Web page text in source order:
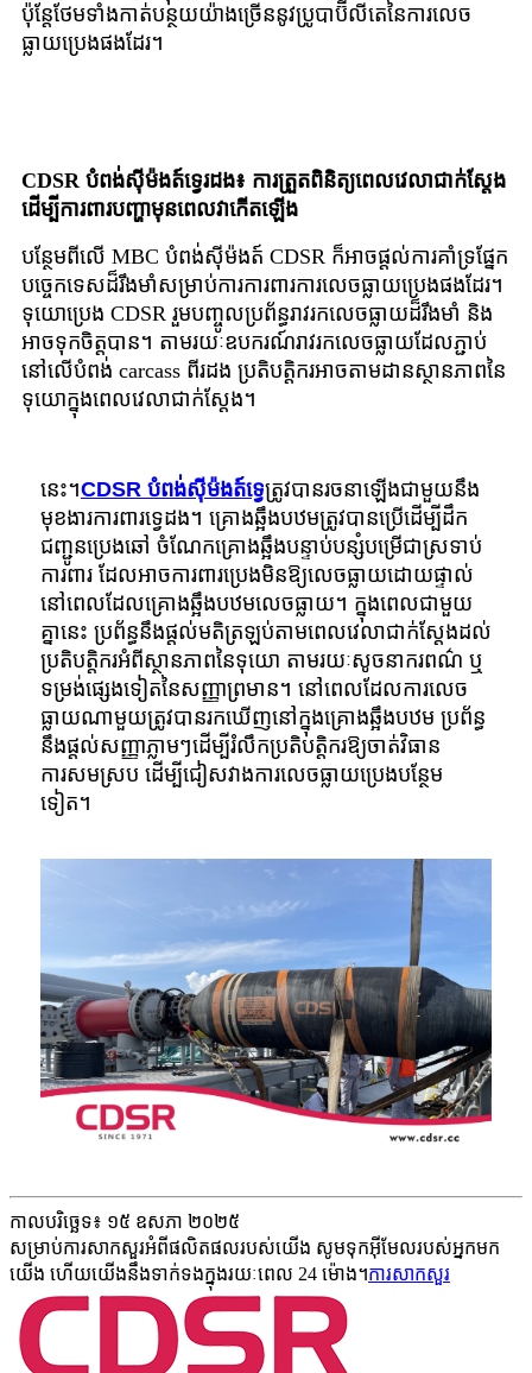
ប៉ុន្តែថែមទាំងកាត់បន្ថយយ៉ាងច្រើននូវប្រូបាប៊ីលីតេនៃការលេច
ធ្លាយប្រេងផងដែរ។
CDSR បំពង់ស៊ីម៉ងត៍ទ្វេរដង៖ ការត្រួតពិនិត្យពេលវេលាជាក់ស្តែង
ដើម្បីការពារបញ្ហាមុនពេលវាកើតឡើង
បន្ថែមពីលើ MBC បំពង់ស៊ីម៉ងត៍ CDSR ក៏អាចផ្តល់ការគាំទ្រផ្នែក
បច្ចេកទេសដ៏រឹងមាំសម្រាប់ការការពារការលេចធ្លាយប្រេងផងដែរ។
ទុយោប្រេង CDSR រួមបញ្ចូលប្រព័ន្ធរាវរកលេចធ្លាយដ៏រឹងមាំ និង
អាចទុកចិត្តបាន។ តាមរយៈឧបករណ៍រាវរកលេចធ្លាយដែលភ្ជាប់
នៅលើបំពង់ carcass ពីរដង ប្រតិបត្តិករអាចតាមដានស្ថានភាពនៃ
ទុយោក្នុងពេលវេលាជាក់ស្តែង។
នេះ។CDSR បំពង់ស៊ីម៉ងត៍ទ្វេត្រូវបានរចនាឡើងជាមួយនឹង
មុខងារការពារទ្វេដង។ គ្រោងឆ្អឹងបឋមត្រូវបានប្រើដើម្បីដឹក
ជញ្ជូនប្រេងឆៅ ចំណែកគ្រោងឆ្អឹងបន្ទាប់បន្សំបម្រើជាស្រទាប់
ការពារ ដែលអាចការពារប្រេងមិនឱ្យលេចធ្លាយដោយផ្ទាល់
នៅពេលដែលគ្រោងឆ្អឹងបឋមលេចធ្លាយ។ ក្នុងពេលជាមួយ
គ្នានេះ ប្រព័ន្ធនឹងផ្តល់មតិត្រឡប់តាមពេលវេលាជាក់ស្តែងដល់
ប្រតិបត្តិករអំពីស្ថានភាពនៃទុយោ តាមរយៈសូចនាករពណ៌ ឬ
ទម្រង់ផ្សេងទៀតនៃសញ្ញាព្រមាន។ នៅពេលដែលការលេច
ធ្លាយណាមួយត្រូវបានរកឃើញនៅក្នុងគ្រោងឆ្អឹងបឋម ប្រព័ន្ធ
នឹងផ្តល់សញ្ញាភ្លាមៗដើម្បីរំលឹកប្រតិបត្តិករឱ្យចាត់វិធាន
ការសមស្រប ដើម្បីជៀសវាងការលេចធ្លាយប្រេងបន្ថែម
ទៀត។
កាលបរិច្ឆេទ៖ ១៥ ឧសភា ២០២៥
សម្រាប់ការសាកសួរអំពីផលិតផលរបស់យើង សូមទុកអ៊ីមែលរបស់អ្នកមក
យើង ហើយយើងនឹងទាក់ទងក្នុងរយៈពេល 24 ម៉ោង។ការសាកសួរ